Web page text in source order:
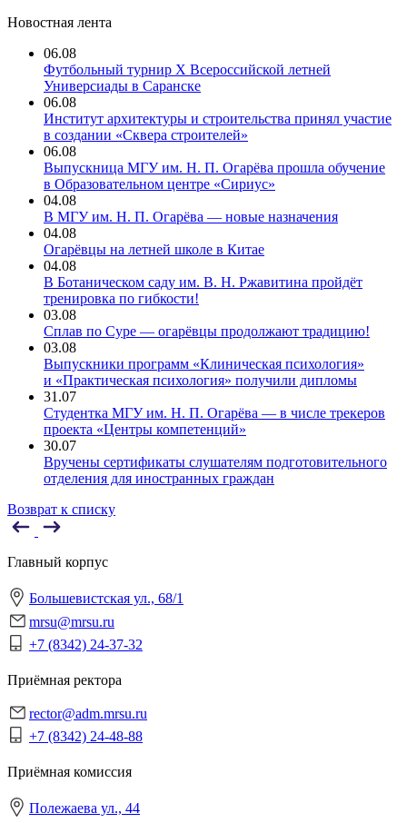
Новостная лента
06.08
Футбольный турнир X Всероссийской летней
Универсиады в Саранске
06.08
Институт архитектуры и строительства принял участие
в создании «Сквера строителей»
06.08
Выпускница МГУ им. Н. П. Огарёва прошла обучение
в Образовательном центре «Сириус»
04.08
В МГУ им. Н. П. Огарёва — новые назначения
04.08
Огарёвцы на летней школе в Китае
04.08
В Ботаническом саду им. В. Н. Ржавитина пройдёт
тренировка по гибкости!
03.08
Сплав по Суре — огарёвцы продолжают традицию!
03.08
Выпускники программ «Клиническая психология»
и «Практическая психология» получили дипломы
31.07
Студентка МГУ им. Н. П. Огарёва — в числе трекеров
проекта «Центры компетенций»
30.07
Вручены сертификаты слушателям подготовительного
отделения для иностранных граждан
Возврат к списку
Главный корпус
Большевистская ул., 68/1
mrsu@mrsu.ru
+7 (8342) 24-37-32
Приёмная ректора
rector@adm.mrsu.ru
+7 (8342) 24-48-88
Приёмная комиссия
Полежаева ул., 44